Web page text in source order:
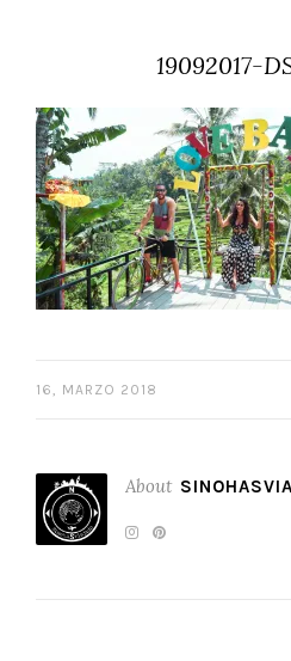
19092017-
16, MARZO 2018
About